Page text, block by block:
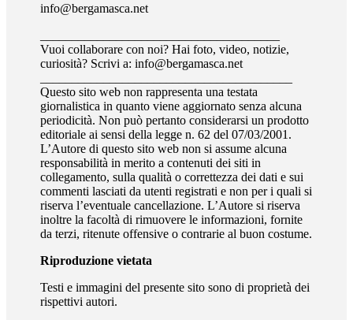
info@bergamasca.net
Vuoi collaborare con noi? Hai foto, video, notizie,
curiosità? Scrivi a: info@bergamasca.net
Questo sito web non rappresenta una testata
giornalistica in quanto viene aggiornato senza alcuna
periodicità. Non può pertanto considerarsi un prodotto
editoriale ai sensi della legge n. 62 del 07/03/2001.
L’Autore di questo sito web non si assume alcuna
responsabilità in merito a contenuti dei siti in
collegamento, sulla qualità o correttezza dei dati e sui
commenti lasciati da utenti registrati e non per i quali si
riserva l’eventuale cancellazione. L’Autore si riserva
inoltre la facoltà di rimuovere le informazioni, fornite
da terzi, ritenute offensive o contrarie al buon costume.
Riproduzione vietata
Testi e immagini del presente sito sono di proprietà dei
rispettivi autori.